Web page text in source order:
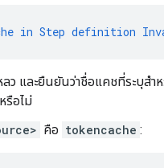
in Step definition
ว และยืนยันว่าชื่อแคชที่ระบุสำ
รือไม่
คือ tokencache :